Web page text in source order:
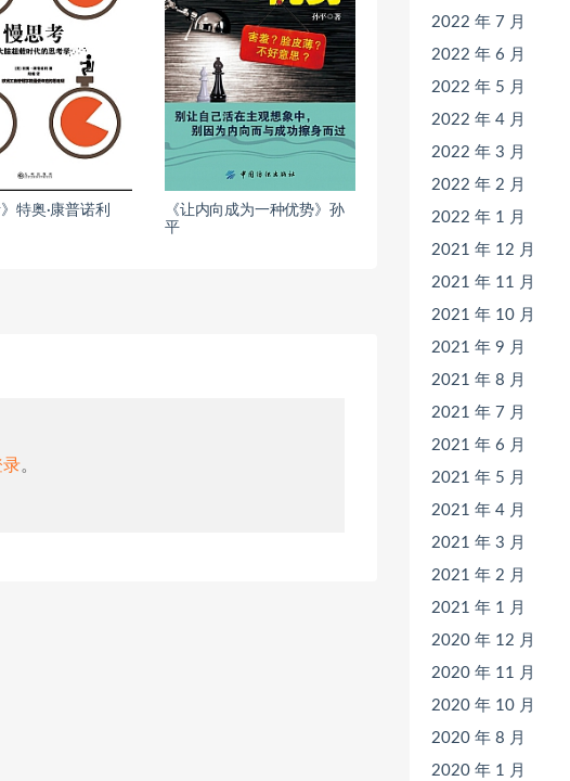
》特奥·康普诺利
《让内向成为一种优势》孙
平
录。
2022 年 7 月
2022 年 6 月
2022 年 5 月
2022 年 4 月
2022 年 3 月
2022 年 2 月
2022 年 1 月
2021 年 12 月
2021 年 11 月
2021 年 10 月
2021 年 9 月
2021 年 8 月
2021 年 7 月
2021 年 6 月
2021 年 5 月
2021 年 4 月
2021 年 3 月
2021 年 2 月
2021 年 1 月
2020 年 12 月
2020 年 11 月
2020 年 10 月
2020 年 8 月
2020 年 1 月